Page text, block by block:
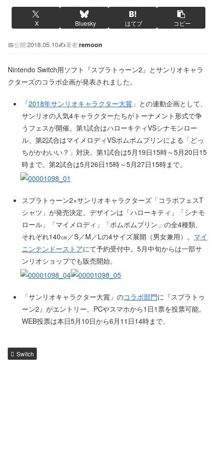
X Bluesky はてブ コピー
📅公開:2018.05.10✍️著者:remoon
Nintendo Switch用ソフト『スプラトゥーン2』とサンリオキャラ
クターズのコラボ企画が発表されました。
「2018年サンリオキャラクター大賞」との連動企画として、
サンリオの人気4キャラクターたちがトーナメント形式で争
うフェスが開催。第1試合はハローキティVSシナモンロー
ル、第2試合はマイメロディVSポムポムプリンによる「どっ
ちがかわいい？」対決。第1試合は5月19日15時～5月20日15
時まで。第2試合は5月26日15時～5月27日15時まで。
スプラトゥーン2×サンリオキャラクターズ「コラボフェスT
シャツ」が発売決定。デザインは「ハローキティ」「シナモ
ロール」「マイメロディ」「ポムポムプリン」の全4種類、
それぞれ140㎝／S／M／Lの4サイズ展開（男女兼用）。 マイ
ニンテンドーストアにて予約受付中。5月中旬からは一部サ
ンリオショップでも販売開始。
「サンリオキャラクター大賞」のコラボ部門に『スプラトゥ
ーン2』がエントリー。PCやスマホから1日1票を投票可能。
WEB投票は本日5月10日から6月11日14時まで。
Switch